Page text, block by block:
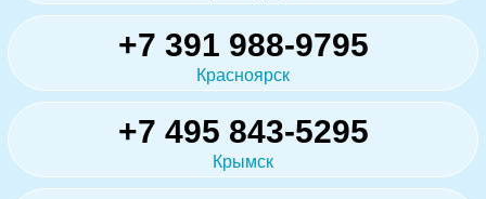
+7 391 988-9795
Красноярск
+7 495 843-5295
Крымск